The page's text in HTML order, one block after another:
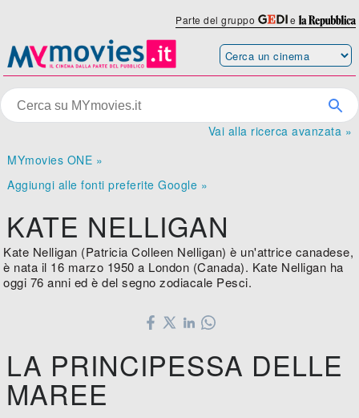
Parte del gruppo e
Vai alla ricerca avanzata »
MYmovies ONE »
Aggiungi alle fonti preferite Google »
KATE NELLIGAN
Kate Nelligan (Patricia Colleen Nelligan) è un'attrice canadese,
è nata il 16 marzo 1950 a London (Canada). Kate Nelligan ha
oggi 76 anni ed è del segno zodiacale Pesci.
LA PRINCIPESSA DELLE
MAREE